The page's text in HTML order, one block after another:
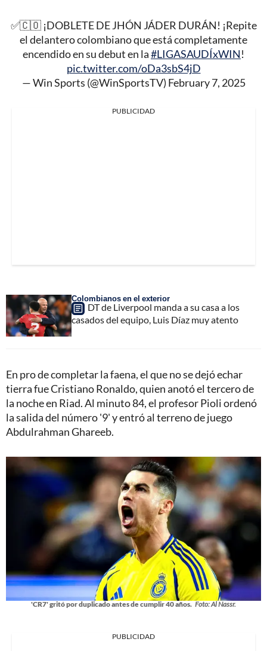
✅🇨🇴 ¡DOBLETE DE JHÓN JÁDER DURÁN! ¡Repite
el delantero colombiano que está completamente
encendido en su debut en la#LIGASAUDÍxWIN!
pic.twitter.com/oDa3sbS4jD
— Win Sports (@WinSportsTV) February 7, 2025
PUBLICIDAD
Colombianos en el exterior
DT de Liverpool manda a su casa a los
casados del equipo, Luis Díaz muy atento
En pro de completar la faena, el que no se dejó echar
tierra fue Cristiano Ronaldo, quien anotó el tercero de
la noche en Riad. Al minuto 84, el profesor Pioli ordenó
la salida del número '9' y entró al terreno de juego
Abdulrahman Ghareeb.
'CR7' gritó por duplicado antes de cumplir 40 años. Foto: Al Nassr.
PUBLICIDAD